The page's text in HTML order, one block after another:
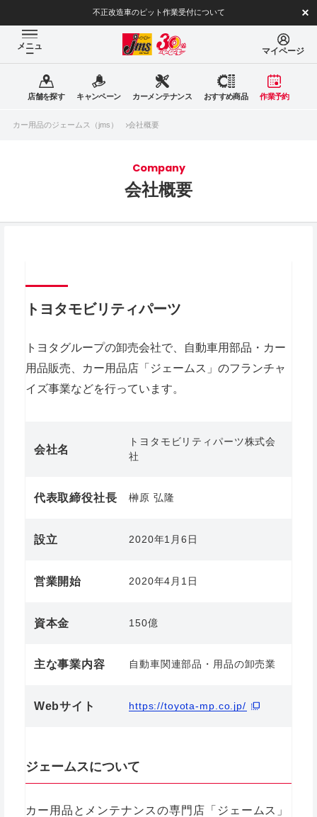
不正改造車のピット作業受付について
メニュ
ー マイページ
店舗を探す キャンペーン カーメンテナンス おすすめ商品 作業予約
カー用品のジェームス（jms） 会社概要
Company
会社概要
トヨタモビリティパーツ
トヨタグループの卸売会社で、自動車用部品・カー
用品販売、カー用品店「ジェームス」のフランチャ
イズ事業などを行っています。
会社名
トヨタモビリティパーツ株式会
社
代表取締役社長 榊󠄀原 弘隆
設立 2020年1月6日
営業開始 2020年4月1日
資本金 150億
主な事業内容 自動車関連部品・用品の卸売業
Webサイト https://toyota-mp.co.jp/
ジェームスについて
カー用品とメンテナンスの専門店「ジェームス」